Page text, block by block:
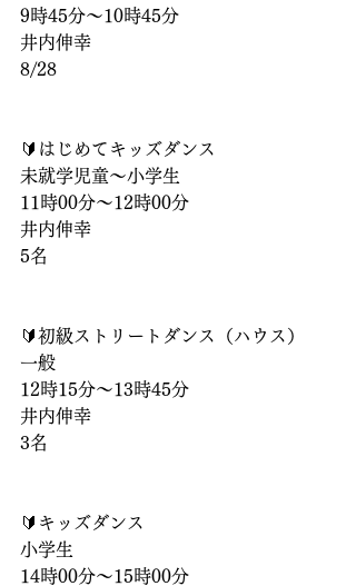
9時45分〜10時45分
井内伸幸
8/28
🔰はじめてキッズダンス
未就学児童〜小学生
11時00分〜12時00分
井内伸幸
5名
🔰初級ストリートダンス（ハウス）
一般
12時15分〜13時45分
井内伸幸
3名
🔰キッズダンス
小学生
14時00分〜15時00分